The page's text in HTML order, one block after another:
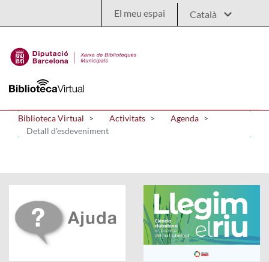
El meu espai
Biblioteca Virtual Activitats
Agenda
Detall d'esdeveniment